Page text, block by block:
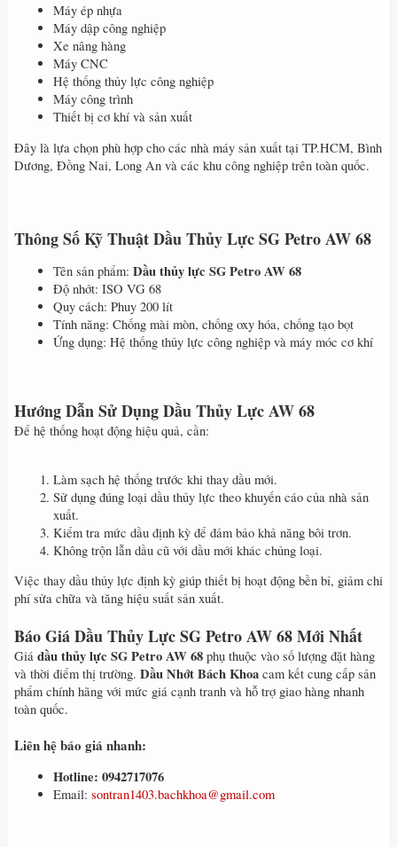
Máy ép nhựa
Máy dập công nghiệp
Xe nâng hàng
Máy CNC
Hệ thống thủy lực công nghiệp
Máy công trình
Thiết bị cơ khí và sản xuất
Đây là lựa chọn phù hợp cho các nhà máy sản xuất tại TP.HCM, Bình
Dương, Đồng Nai, Long An và các khu công nghiệp trên toàn quốc.
Thông Số Kỹ Thuật Dầu Thủy Lực SG Petro AW 68
Tên sản phẩm: Dầu thủy lực SG Petro AW 68
Độ nhớt: ISO VG 68
Quy cách: Phuy 200 lít
Tính năng: Chống mài mòn, chống oxy hóa, chống tạo bọt
Ứng dụng: Hệ thống thủy lực công nghiệp và máy móc cơ khí
Hướng Dẫn Sử Dụng Dầu Thủy Lực AW 68
Để hệ thống hoạt động hiệu quả, cần:
Làm sạch hệ thống trước khi thay dầu mới.
Sử dụng đúng loại dầu thủy lực theo khuyến cáo của nhà sản
xuất.
Kiểm tra mức dầu định kỳ để đảm bảo khả năng bôi trơn.
Không trộn lẫn dầu cũ với dầu mới khác chủng loại.
Việc thay dầu thủy lực định kỳ giúp thiết bị hoạt động bền bỉ, giảm chi
phí sửa chữa và tăng hiệu suất sản xuất.
Báo Giá Dầu Thủy Lực SG Petro AW 68 Mới Nhất
Giá dầu thủy lực SG Petro AW 68 phụ thuộc vào số lượng đặt hàng
và thời điểm thị trường. Dầu Nhớt Bách Khoa cam kết cung cấp sản
phẩm chính hãng với mức giá cạnh tranh và hỗ trợ giao hàng nhanh
toàn quốc.
Liên hệ báo giá nhanh:
Hotline: 0942717076
Email: sontran1403.bachkhoa@gmail.com